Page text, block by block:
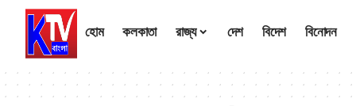
হোম কলকাতা রাজ্য দেশ বিদেশ বিনোদন